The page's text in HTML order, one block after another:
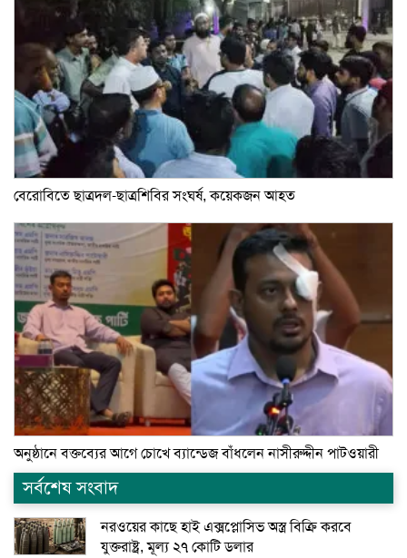
বেরোবিতে ছাত্রদল-ছাত্রশিবির সংঘর্ষ, কয়েকজন আহত
অনুষ্ঠানে বক্তব্যের আগে চোখে ব্যান্ডেজ বাঁধলেন নাসীরুদ্দীন পাটওয়ারী
সর্বশেষ সংবাদ
নরওয়ের কাছে হাই এক্সপ্লোসিভ অস্ত্র বিক্রি করবে
যুক্তরাষ্ট্র, মূল্য ২৭ কোটি ডলার